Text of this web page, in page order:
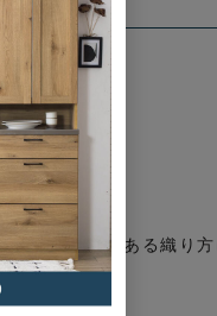
、 立体感のある織り